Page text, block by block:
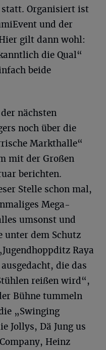
Organisiert ist
und der
gilt dann wohl:
die Qual“
beide
nächsten
noch über die
Markthalle“
mit der Großen
berichten.
Stelle schon mal,
Mega-
umsonst und
unter dem Schutz
Raya
die das
reißen wird“,
Bühne tummeln
„Swinging
Jollys, Dä Jung us
Heinz